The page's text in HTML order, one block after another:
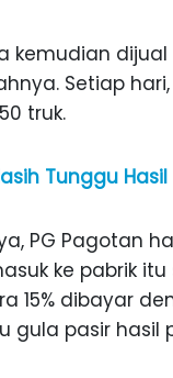
kemudian
Setiap
truk.
Tunggu
PG Pagotan
ke pabrik itu
15% dibayar
pasir hasil